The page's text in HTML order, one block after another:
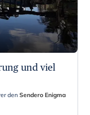
und viel
denSendero Enigma